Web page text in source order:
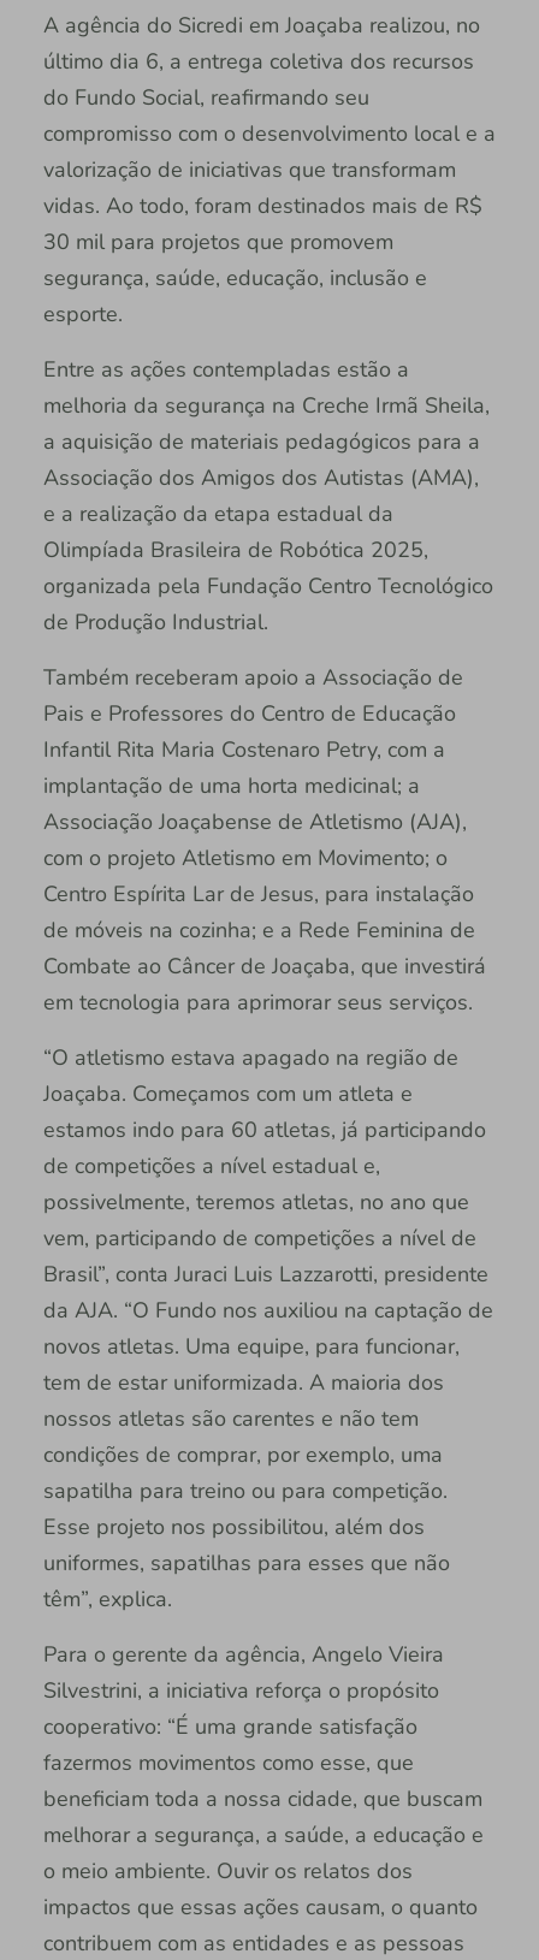
A agência do Sicredi em Joaçaba realizou, no
último dia 6, a entrega coletiva dos recursos
do Fundo Social, reafirmando seu
compromisso com o desenvolvimento local e a
valorização de iniciativas que transformam
vidas. Ao todo, foram destinados mais de R$
30 mil para projetos que promovem
segurança, saúde, educação, inclusão e
esporte.
Entre as ações contempladas estão a
melhoria da segurança na Creche Irmã Sheila,
a aquisição de materiais pedagógicos para a
Associação dos Amigos dos Autistas (AMA),
e a realização da etapa estadual da
Olimpíada Brasileira de Robótica 2025,
organizada pela Fundação Centro Tecnológico
de Produção Industrial.
Também receberam apoio a Associação de
Pais e Professores do Centro de Educação
Infantil Rita Maria Costenaro Petry, com a
implantação de uma horta medicinal; a
Associação Joaçabense de Atletismo (AJA),
com o projeto Atletismo em Movimento; o
Centro Espírita Lar de Jesus, para instalação
de móveis na cozinha; e a Rede Feminina de
Combate ao Câncer de Joaçaba, que investirá
em tecnologia para aprimorar seus serviços.
“O atletismo estava apagado na região de
Joaçaba. Começamos com um atleta e
estamos indo para 60 atletas, já participando
de competições a nível estadual e,
possivelmente, teremos atletas, no ano que
vem, participando de competições a nível de
Brasil”, conta Juraci Luis Lazzarotti, presidente
da AJA. “O Fundo nos auxiliou na captação de
novos atletas. Uma equipe, para funcionar,
tem de estar uniformizada. A maioria dos
nossos atletas são carentes e não tem
condições de comprar, por exemplo, uma
sapatilha para treino ou para competição.
Esse projeto nos possibilitou, além dos
uniformes, sapatilhas para esses que não
têm”, explica.
Para o gerente da agência, Angelo Vieira
Silvestrini, a iniciativa reforça o propósito
cooperativo: “É uma grande satisfação
fazermos movimentos como esse, que
beneficiam toda a nossa cidade, que buscam
melhorar a segurança, a saúde, a educação e
o meio ambiente. Ouvir os relatos dos
impactos que essas ações causam, o quanto
contribuem com as entidades e as pessoas